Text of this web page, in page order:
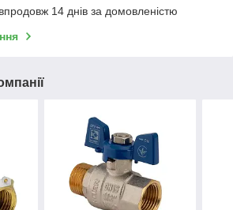
14 днів за домовленістю